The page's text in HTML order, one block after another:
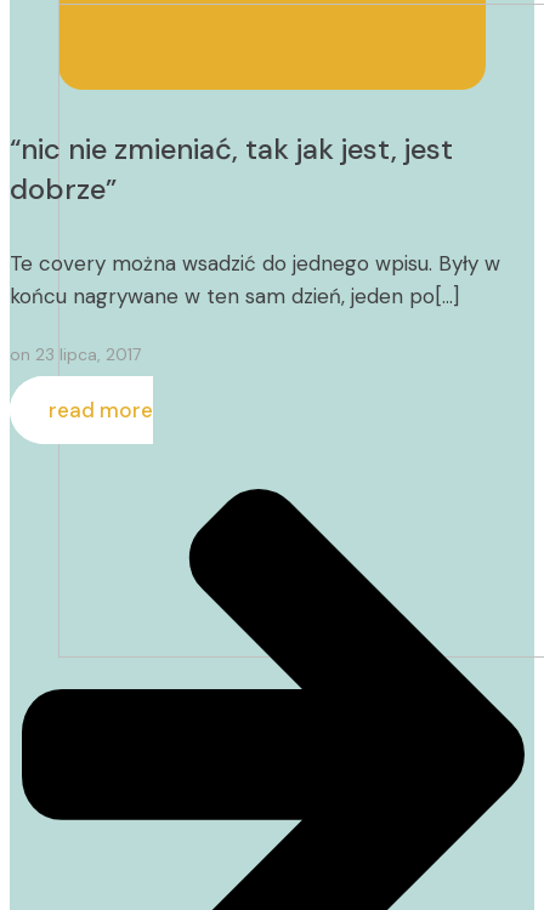
“nic nie zmieniać, tak jak jest, jest
dobrze”
Te covery można wsadzić do jednego wpisu. Były w
końcu nagrywane w ten sam dzień, jeden po[…]
on 23 lipca, 2017
read more